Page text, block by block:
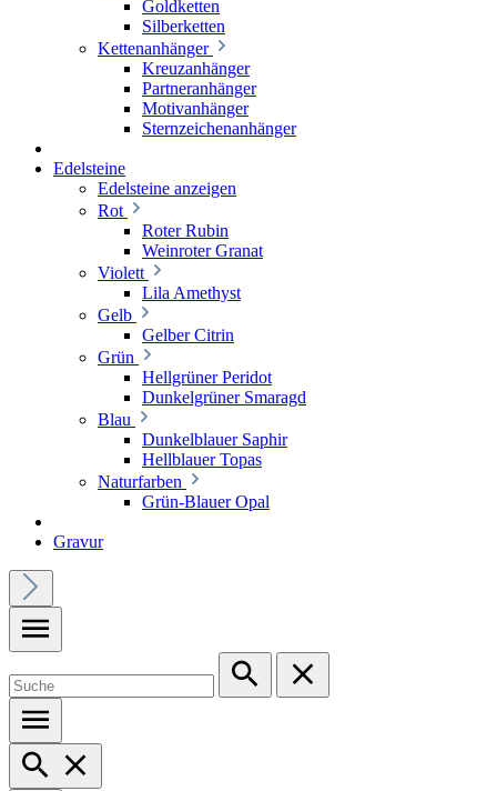
Goldketten
Silberketten
Kettenanhänger
Kreuzanhänger
Partneranhänger
Motivanhänger
Sternzeichenanhänger
Edelsteine
Edelsteine anzeigen
Rot
Roter Rubin
Weinroter Granat
Violett
Lila Amethyst
Gelb
Gelber Citrin
Grün
Hellgrüner Peridot
Dunkelgrüner Smaragd
Blau
Dunkelblauer Saphir
Hellblauer Topas
Naturfarben
Grün-Blauer Opal
Gravur